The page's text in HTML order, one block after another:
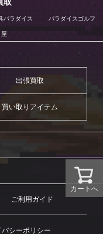
カートへ
取
パラダイス パラダイスゴルフ
出張買取
買い取りアイテム
ご利用ガイド
バシーポリシー